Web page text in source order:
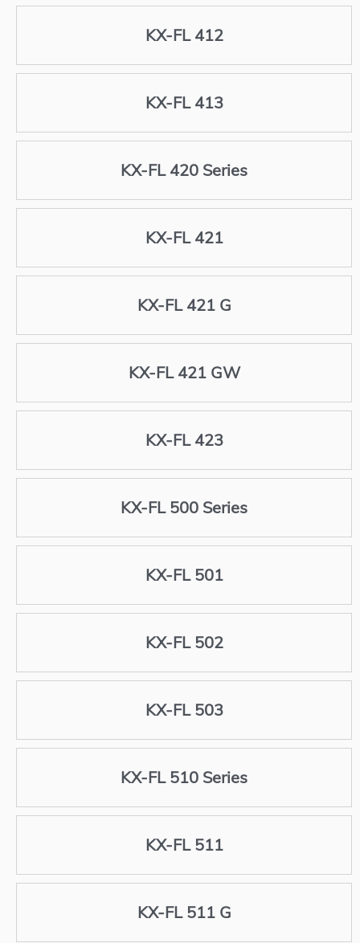
KX-FL 412
KX-FL 413
KX-FL 420 Series
KX-FL 421
KX-FL 421 G
KX-FL 421 GW
KX-FL 423
KX-FL 500 Series
KX-FL 501
KX-FL 502
KX-FL 503
KX-FL 510 Series
KX-FL 511
KX-FL 511 G